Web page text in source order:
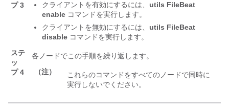
プ 3
クライアントを有効にするには、 utils FileBeat
enable コマンドを実行します。
クライアントを無効にするには、 utils FileBeat
disable コマンドを実行します。
ステ
ッ
プ 4
各ノードでこの手順を繰り返します。
（注）
これらのコマンドをすべてのノードで同時に
実行しないでください。